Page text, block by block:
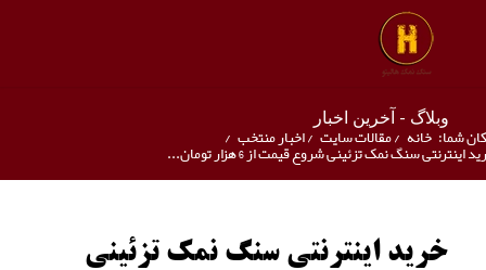
وبلاگ - آخرین اخبار
شما: خانه /مقالات سایت /اخبار منتخب /
اینترنتی سنگ نمک تزئینی شروع قیمت از 6 هزار تومان...
خرید اینترنتی سنگ نمک تزئینی